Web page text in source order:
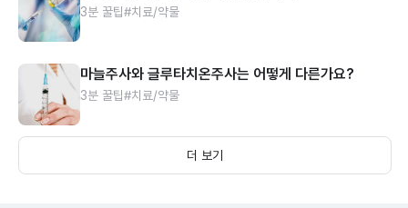
3분 꿀팁#치료/약물
마늘주사와 글루타치온주사는 어떻게 다른가요?
3분 꿀팁#치료/약물
더 보기